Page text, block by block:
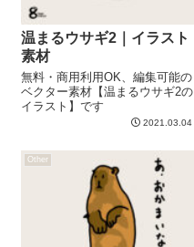
温まるウサギ2｜イラスト
素材
無料・商用利用OK、編集可能の
ベクター素材【温まるウサギ2の
イラスト】です
2021.03.04
Other